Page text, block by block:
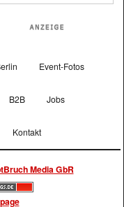
Event-Fotos
B2B Jobs
Kontakt
Media GbR